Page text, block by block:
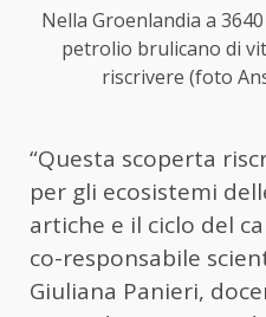
Nella Groenlandia a
petrolio brulicano di
riscrivere (foto
“Questa scoperta
per gli ecosistemi
artiche e il ciclo del
co-responsabile
Giuliana Panieri,